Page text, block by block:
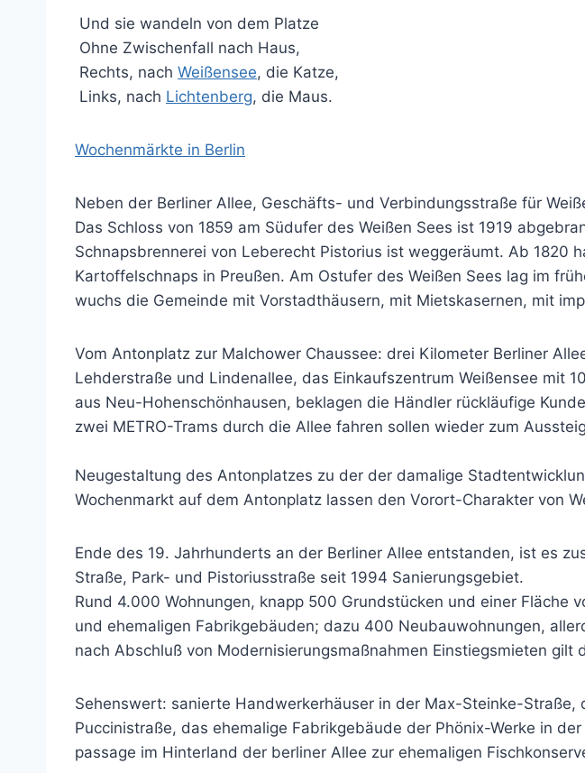
Und sie wandeln von dem Platze
Ohne Zwischenfall nach Haus,
Rechts, nach Weißensee, die Katze,
Links, nach Lichtenberg, die Maus.
Wochenmärkte in Berlin
Neben der Berliner Allee, Geschäfts- und Verbindungsstraße für
Das Schloss von 1859 am Südufer des Weißen Sees ist 1919
Schnapsbrennerei von Leberecht Pistorius ist weggeräumt. Ab
Kartoffelschnaps in Preußen. Am Ostufer des Weißen Sees lag im
wuchs die Gemeinde mit Vorstadthäusern, mit Mietskasernen, mit
Vom Antonplatz zur Malchower Chaussee: drei Kilometer Berliner
Lehderstraße und Lindenallee, das Einkaufszentrum Weißensee mit
aus Neu-Hohenschönhausen, beklagen die Händler rückläufige
zwei METRO-Trams durch die Allee fahren sollen wieder zum
Neugestaltung des Antonplatzes zu der der damalige
Wochenmarkt auf dem Antonplatz lassen den Vorort-Charakter von
Ende des 19. Jahrhunderts an der Berliner Allee entstanden, ist es
Straße, Park- und Pistoriusstraße seit 1994 Sanierungsgebiet.
Rund 4.000 Wohnungen, knapp 500 Grundstücken und einer Fläche
und ehemaligen Fabrikgebäuden; dazu 400 Neubauwohnungen,
nach Abschluß von Modernisierungsmaßnahmen Einstiegsmieten gilt
Sehenswert: sanierte Handwerkerhäuser in der Max-Steinke-
Puccinistraße, das ehemalige Fabrikgebäude der Phönix-Werke in
passage im Hinterland der berliner Allee zur ehemaligen